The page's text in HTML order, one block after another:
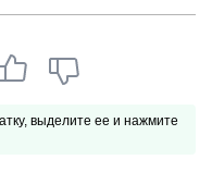
выделите ее и нажмите